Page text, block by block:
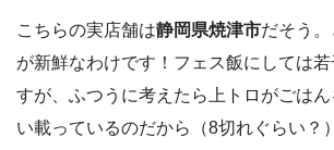
こちらの実店舗は静岡県焼津市だそう
が新鮮なわけです！フェス飯にしては
すが、ふつうに考えたら上トロがごは
い載っているのだから（8切れぐらい？